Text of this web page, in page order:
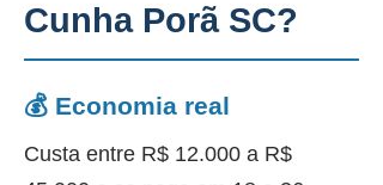
Cunha Porã SC?
💰 Economia real
Custa entre R$ 12.000 a R$